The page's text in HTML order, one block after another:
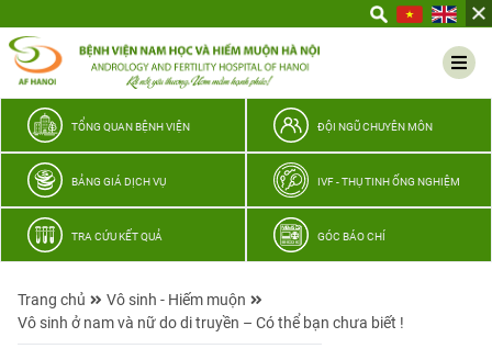
thương
TỔNG QUAN BỆNH VIỆN ĐỘI NGŨ CHUYÊN MÔN
BẢNG GIÁ DỊCH VỤ IVF - THỤ TINH ỐNG NGHIỆM
TRA CỨU KẾT QUẢ GÓC BÁO CHÍ
Trang chủ
Vô sinh - Hiếm muộn
Vô sinh ở nam và nữ do di truyền – Có thể bạn chưa biết !